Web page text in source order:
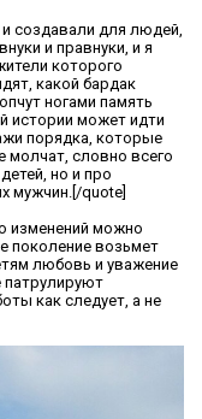
создавали для людей,
и правнуки, и я
которого
какой бардак
ногами память
истории может идти
порядка, которые
молчат, словно всего
но и про
мужчин.[/quote]
изменений можно
поколение возьмет
любовь и уважение
патрулируют
как следует, а не